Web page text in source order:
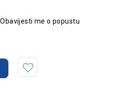
Obavijesti me o popustu